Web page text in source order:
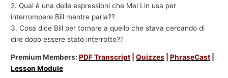
2. Qual è una delle espressioni che Mei Lin usa per
interrompere Bill mentre parla??
3. Cosa dice Bill per tornare a quello che stava cercando di
dire dopo essere stato interrotto??
Premium Members:PDF Transcript |Quizzes |PhraseCast
Lesson Module